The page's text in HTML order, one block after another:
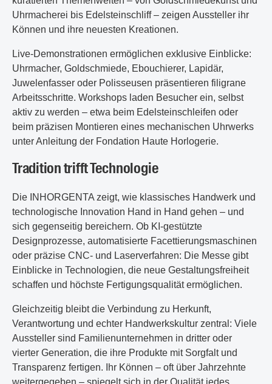
Uhrmacherei bis Edelsteinschliff – zeigen Aussteller ihr
Können und ihre neuesten Kreationen.
Live-Demonstrationen ermöglichen exklusive Einblicke:
Uhrmacher, Goldschmiede, Ebouchierer, Lapidär,
Juwelenfasser oder Polisseusen präsentieren filigrane
Arbeitsschritte. Workshops laden Besucher ein, selbst
aktiv zu werden – etwa beim Edelsteinschleifen oder
beim präzisen Montieren eines mechanischen Uhrwerks
unter Anleitung der Fondation Haute Horlogerie.
Tradition trifft Technologie
Die INHORGENTA zeigt, wie klassisches Handwerk und
technologische Innovation Hand in Hand gehen – und
sich gegenseitig bereichern. Ob KI-gestützte
Designprozesse, automatisierte Facettierungsmaschinen
oder präzise CNC- und Laserverfahren: Die Messe gibt
Einblicke in Technologien, die neue Gestaltungsfreiheit
schaffen und höchste Fertigungsqualität ermöglichen.
Gleichzeitig bleibt die Verbindung zu Herkunft,
Verantwortung und echter Handwerkskultur zentral: Viele
Aussteller sind Familienunternehmen in dritter oder
vierter Generation, die ihre Produkte mit Sorgfalt und
Transparenz fertigen. Ihr Können – oft über Jahrzehnte
weitergegeben – spiegelt sich in der Qualität jedes